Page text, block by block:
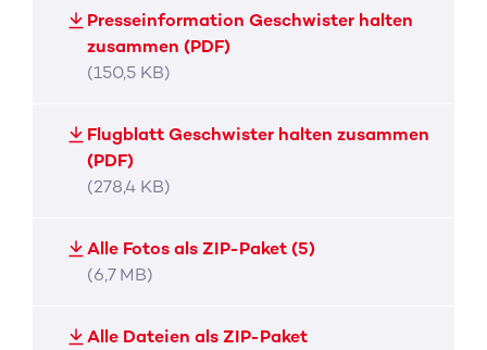
Presseinformation Geschwister halten
zusammen (PDF)
(150,5 KB)
Flugblatt Geschwister halten zusammen
(PDF)
(278,4 KB)
Alle Fotos als ZIP-Paket (5)
(6,7 MB)
Alle Dateien als ZIP-Paket